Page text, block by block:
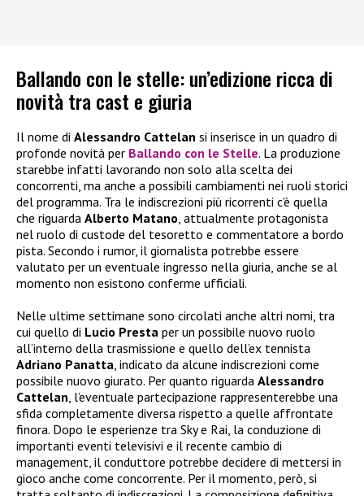
Ballando con le stelle: un’edizione ricca di
novità tra cast e giuria
Il nome di Alessandro Cattelan si inserisce in un quadro di
profonde novità per Ballando con le Stelle. La produzione
starebbe infatti lavorando non solo alla scelta dei
concorrenti, ma anche a possibili cambiamenti nei ruoli storici
del programma. Tra le indiscrezioni più ricorrenti c’è quella
che riguarda Alberto Matano , attualmente protagonista
nel ruolo di custode del tesoretto e commentatore a bordo
pista. Secondo i rumor, il giornalista potrebbe essere
valutato per un eventuale ingresso nella giuria, anche se al
momento non esistono conferme ufficiali.
Nelle ultime settimane sono circolati anche altri nomi, tra
cui quello di Lucio Presta per un possibile nuovo ruolo
all’interno della trasmissione e quello dell’ex tennista
Adriano Panatta , indicato da alcune indiscrezioni come
possibile nuovo giurato. Per quanto riguarda Alessandro
Cattelan , l’eventuale partecipazione rappresenterebbe una
sfida completamente diversa rispetto a quelle affrontate
finora. Dopo le esperienze tra Sky e Rai, la conduzione di
importanti eventi televisivi e il recente cambio di
management, il conduttore potrebbe decidere di mettersi in
gioco anche come concorrente. Per il momento, però, si